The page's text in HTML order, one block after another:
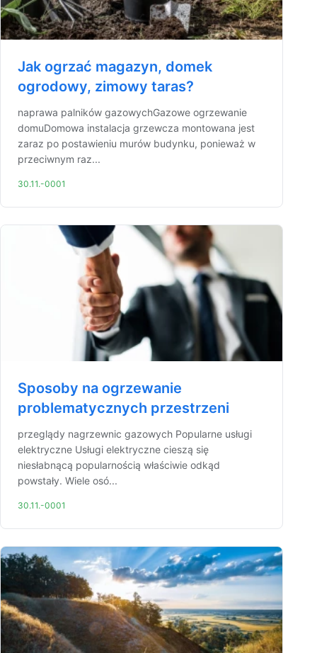
Jak ogrzać magazyn, domek
ogrodowy, zimowy taras?
naprawa palników gazowychGazowe ogrzewanie
domuDomowa instalacja grzewcza montowana jest
zaraz po postawieniu murów budynku, ponieważ w
przeciwnym raz...
30.11.-0001
Sposoby na ogrzewanie
problematycznych przestrzeni
przeglądy nagrzewnic gazowych Popularne usługi
elektryczne Usługi elektryczne cieszą się
niesłabnącą popularnością właściwie odkąd
powstały. Wiele osó...
30.11.-0001